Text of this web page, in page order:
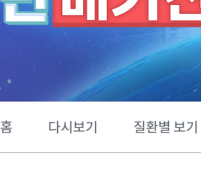
홈 다시보기 질환별 보기